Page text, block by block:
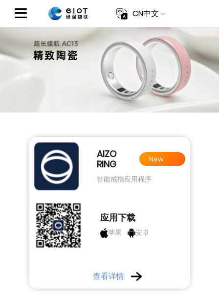
CN中文
AIZO
RING
New
智能戒指应用程序
应用下载
苹果 安卓
查看详情